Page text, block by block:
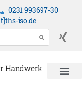
0231 993697-30
iso.de